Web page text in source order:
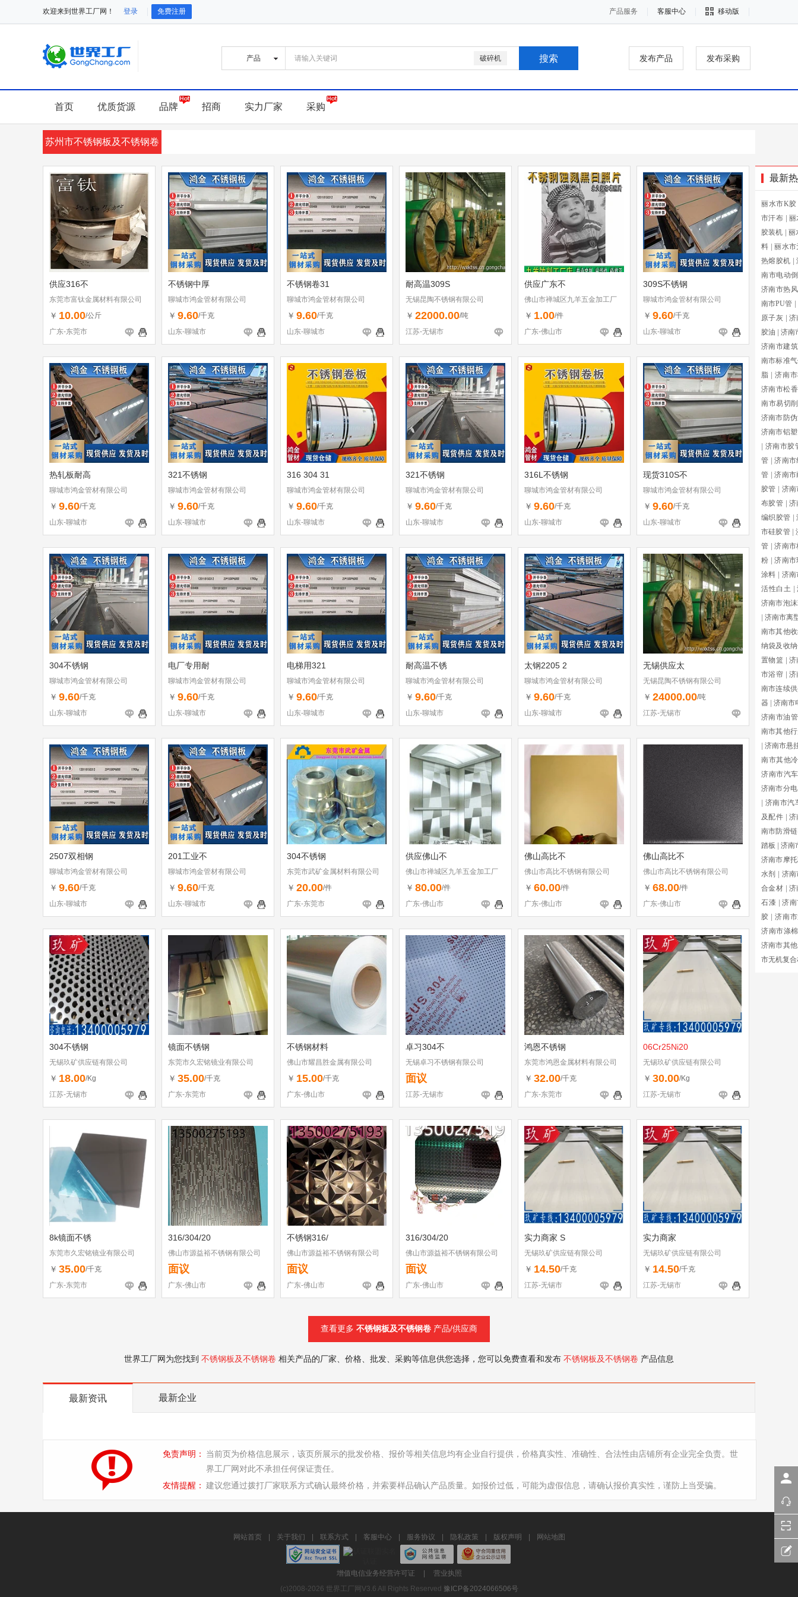
欢迎来到世界工厂网！ 登录 免费注册 产品服务 客服中心 移动版
破碎机 发布产品 发布采购
首页 优质货源 品牌 招商 实力厂家 采购
苏州市不锈钢板及不锈钢卷
供应316不
东莞市富钛金属材料有限公司
￥ 10.00/公斤
广东-东莞市
不锈钢中厚
聊城市鸿金管材有限公司
￥ 9.60/千克
山东-聊城市
不锈钢卷31
聊城市鸿金管材有限公司
￥ 9.60/千克
山东-聊城市
耐高温309S
无锡昆陶不锈钢有限公司
￥ 22000.00/吨
江苏-无锡市
供应广东不
佛山市禅城区九羊五金加工厂
￥ 1.00/件
广东-佛山市
309S不锈钢
聊城市鸿金管材有限公司
￥ 9.60/千克
山东-聊城市
热轧板耐高
聊城市鸿金管材有限公司
￥ 9.60/千克
山东-聊城市
321不锈钢
聊城市鸿金管材有限公司
￥ 9.60/千克
山东-聊城市
316 304 31
聊城市鸿金管材有限公司
￥ 9.60/千克
山东-聊城市
321不锈钢
聊城市鸿金管材有限公司
￥ 9.60/千克
山东-聊城市
316L不锈钢
聊城市鸿金管材有限公司
￥ 9.60/千克
山东-聊城市
现货310S不
聊城市鸿金管材有限公司
￥ 9.60/千克
山东-聊城市
304不锈钢
聊城市鸿金管材有限公司
￥ 9.60/千克
山东-聊城市
电厂专用耐
聊城市鸿金管材有限公司
￥ 9.60/千克
山东-聊城市
电梯用321
聊城市鸿金管材有限公司
￥ 9.60/千克
山东-聊城市
耐高温不锈
聊城市鸿金管材有限公司
￥ 9.60/千克
山东-聊城市
太钢2205 2
聊城市鸿金管材有限公司
￥ 9.60/千克
山东-聊城市
无锡供应太
无锡昆陶不锈钢有限公司
￥ 24000.00/吨
江苏-无锡市
2507双相钢
聊城市鸿金管材有限公司
￥ 9.60/千克
山东-聊城市
201工业不
聊城市鸿金管材有限公司
￥ 9.60/千克
山东-聊城市
304不锈钢
东莞市武矿金属材料有限公司
￥ 20.00/件
广东-东莞市
供应佛山不
佛山市禅城区九羊五金加工厂
￥ 80.00/件
广东-佛山市
佛山高比不
佛山市高比不锈钢有限公司
￥ 60.00/件
广东-佛山市
佛山高比不
佛山市高比不锈钢有限公司
￥ 68.00/件
广东-佛山市
304不锈钢
无锡玖矿供应链有限公司
￥ 18.00/Kg
江苏-无锡市
镜面不锈钢
东莞市久宏铭镜业有限公司
￥ 35.00/千克
广东-东莞市
不锈钢材料
佛山市耀昌胜金属有限公司
￥ 15.00/千克
广东-佛山市
卓习304不
无锡卓习不锈钢有限公司
面议
江苏-无锡市
鸿恩不锈钢
东莞市鸿恩金属材料有限公司
￥ 32.00/千克
广东-东莞市
06Cr25Ni20
无锡玖矿供应链有限公司
￥ 30.00/Kg
江苏-无锡市
8k镜面不锈
东莞市久宏铭镜业有限公司
￥ 35.00/千克
广东-东莞市
316/304/20
佛山市源益裕不锈钢有限公司
面议
广东-佛山市
不锈钢316/
佛山市源益裕不锈钢有限公司
面议
广东-佛山市
316/304/20
佛山市源益裕不锈钢有限公司
面议
广东-佛山市
实力商家 S
无锡玖矿供应链有限公司
￥ 14.50/千克
江苏-无锡市
实力商家
无锡玖矿供应链有限公司
￥ 14.50/千克
江苏-无锡市
查看更多 不锈钢板及不锈钢卷 产品/供应商
世界工厂网为您找到 不锈钢板及不锈钢卷 相关产品的厂家、价格、批发、采购等信息供您选择，您可以免费查看和发布 不锈钢板及不锈钢卷 产品信息
最新
丽水市K胶
市汗布
丽
胶装机
丽
料
丽水市
热熔胶机
南市电动
济南市热
南市PU管
原子灰
济
胶油
济南
济南市建
南市标准
脂
济南
济南市松香
南市易切
济南市防
济南市铝
济南市胶
管
济南市
管
济南市
胶管
济
布胶管
济
编织胶管
市硅胶管
管
济南市
粉
济南市
涂料
济
活性白土
济南市泡
济南市离
南市其他
纳袋及收
置物篮
济
市浴帘
济
南市连续
器
济南市
济南市油管
南市其他
济南市悬
南市其他
济南市汽
济南市分
济南市汽
及配件
济
南市防滑链
踏板
济南
济南市摩
水剂
济南
合金材
济
石漆
济
胶
济南
济南市涤
济南市其
市无机复
最新资讯 最新企业
免责声明：
当前页为价格信息展示，该页所展示的批发价格、报价等相关信息均有企业自行提供，价格真实性、准确性、合法性由店铺所有企业完全负责。世
界工厂网对此不承担任何保证责任。
友情提醒： 建议您通过拨打厂家联系方式确认最终价格，并索要样品确认产品质量。如报价过低，可能为虚假信息，请确认报价真实性，谨防上当受骗。
网站首页 关于我们 联系方式 客服中心 服务协议 隐私政策 版权声明 网站地图
增值电信业务经营许可证
营业执照
(c)2008-2026 世界工厂网V3.6 All Rights Reserved 豫ICP备2024066506号